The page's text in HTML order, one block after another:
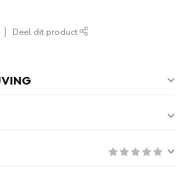
Deel dit product